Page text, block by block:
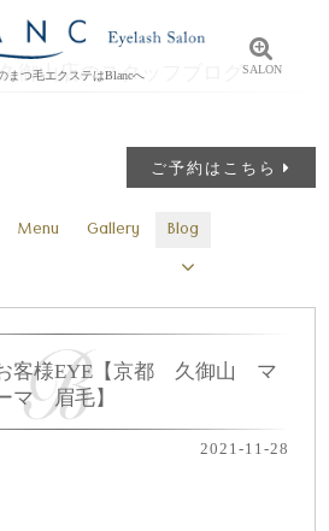
まつ毛エクステはBlancへ SALON
御山店のスタッフブログ
ご予約はこちら
Menu Gallery Blog
客様EYE【京都 久御山 マ
マ 眉毛】
2021-11-28